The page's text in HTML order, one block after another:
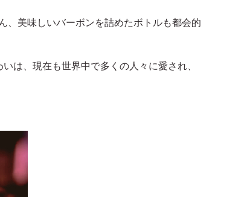
、美味しいバーボンを詰めたボトルも都会的
は、現在も世界中で多くの人々に愛され、